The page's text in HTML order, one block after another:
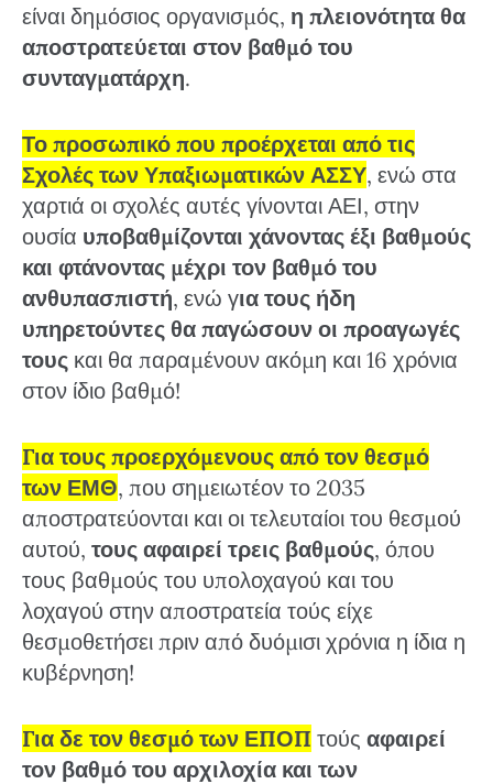
είναι δημόσιος οργανισμός, η πλειονότητα θα
αποστρατεύεται στον βαθμό του
συνταγματάρχη.
Το προσωπικό που προέρχεται από τις
Σχολές των Υπαξιωματικών ΑΣΣΥ, ενώ στα
χαρτιά οι σχολές αυτές γίνονται ΑΕΙ, στην
ουσία υποβαθμίζονται χάνοντας έξι βαθμούς
και φτάνοντας μέχρι τον βαθμό του
ανθυπασπιστή, ενώ για τους ήδη
υπηρετούντες θα παγώσουν οι προαγωγές
τους και θα παραμένουν ακόμη και 16 χρόνια
στον ίδιο βαθμό!
Για τους προερχόμενους από τον θεσμό
των ΕΜΘ, που σημειωτέον το 2035
αποστρατεύονται και οι τελευταίοι του θεσμού
αυτού, τους αφαιρεί τρεις βαθμούς, όπου
τους βαθμούς του υπολοχαγού και του
λοχαγού στην αποστρατεία τούς είχε
θεσμοθετήσει πριν από δυόμισι χρόνια η ίδια η
κυβέρνηση!
Για δε τον θεσμό των ΕΠΟΠ τούς αφαιρεί
τον βαθμό του αρχιλοχία και των